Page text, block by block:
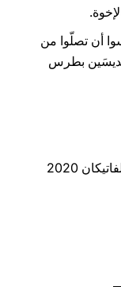
أن تصلّوا من
بطرس
2020